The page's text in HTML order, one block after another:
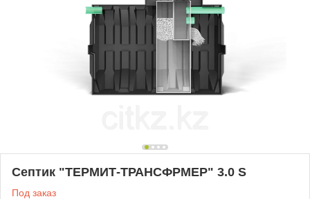
Cептик "ТЕРМИТ-ТРАНСФРМЕР" 3.0 S
Под заказ